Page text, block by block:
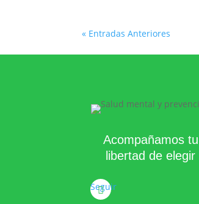
« Entradas Anteriores
Acompañamos tu
libertad de elegir
Seguir